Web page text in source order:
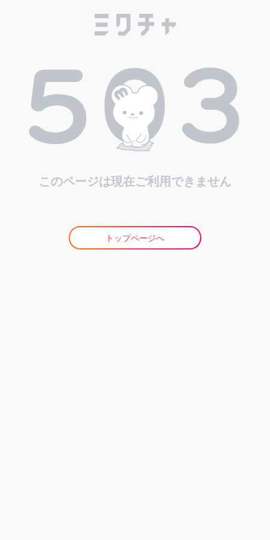
このページは現在ご利用できません